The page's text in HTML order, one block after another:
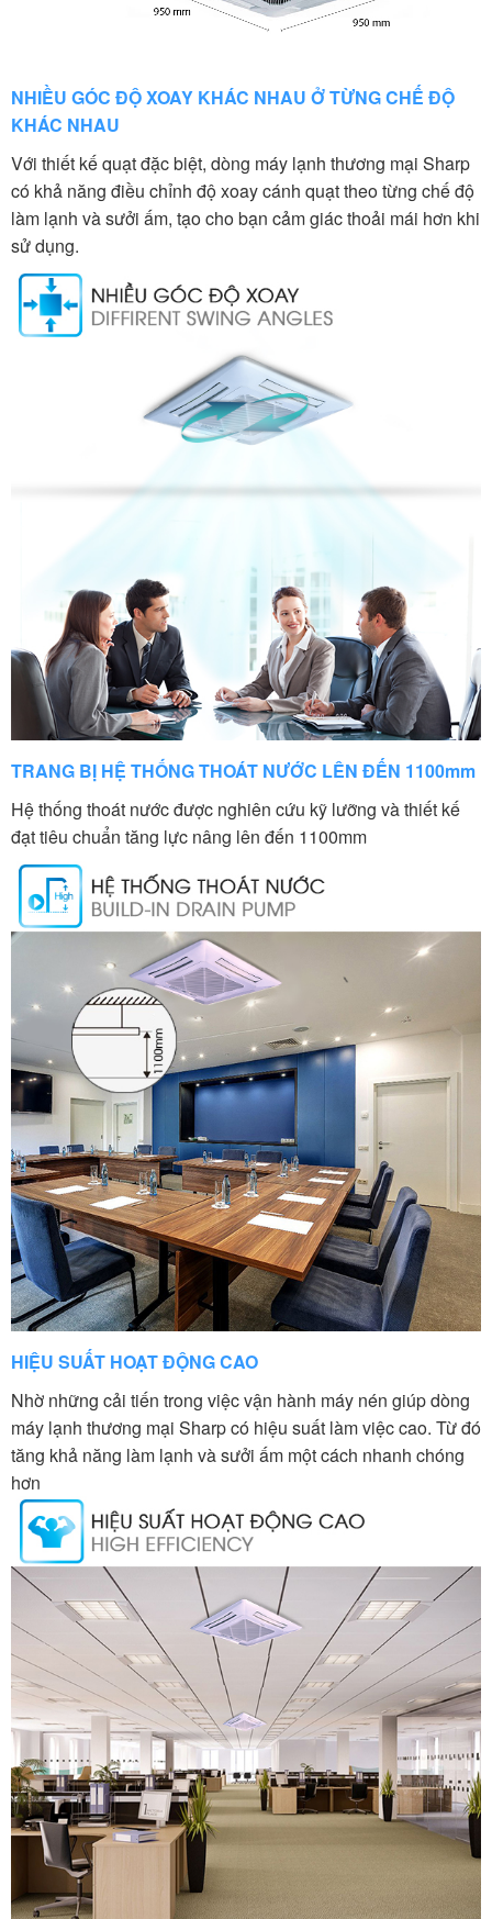
NHIỀU GÓC ĐỘ XOAY KHÁC NHAU Ở TỪNG CHẾ ĐỘ
KHÁC NHAU
Với thiết kế quạt đặc biệt, dòng máy lạnh thương mại Sharp
có khả năng điều chỉnh độ xoay cánh quạt theo từng chế độ
làm lạnh và sưởi ấm, tạo cho bạn cảm giác thoải mái hơn khi
sử dụng.
TRANG BỊ HỆ THỐNG THOÁT NƯỚC LÊN ĐẾN 1100mm
Hệ thống thoát nước được nghiên cứu kỹ lưỡng và thiết kế
đạt tiêu chuẩn tăng lực nâng lên đến 1100mm
HIỆU SUẤT HOẠT ĐỘNG CAO
Nhờ những cải tiến trong việc vận hành máy nén giúp dòng
máy lạnh thương mại Sharp có hiệu suất làm việc cao. Từ đó
tăng khả năng làm lạnh và sưởi ấm một cách nhanh chóng
hơn